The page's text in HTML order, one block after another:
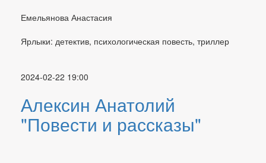
Емельянова Анастасия
Ярлыки: детектив, психологическая повесть, триллер
2024-02-22 19:00
Алексин Анатолий
"Повести и рассказы"